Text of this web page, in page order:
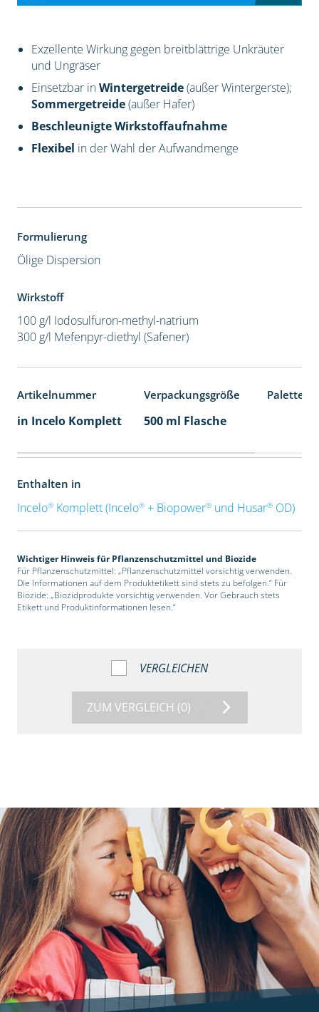
Exzellente Wirkung gegen breitblättrige Unkräuter
und Ungräser
Einsetzbar inWintergetreide(außer Wintergerste);
Sommergetreide(außer Hafer)
Beschleunigte Wirkstoffaufnahme
Flexibel in der Wahl der Aufwandmenge
Formulierung
Ölige Dispersion
Wirkstoff
100 g/l Iodosulfuron-methyl-natrium
300 g/l Mefenpyr-diethyl (Safener)
Artikelnummer Verpackungsgröße
in Incelo Komplett 500 ml Flasche
Enthalten in
Incelo®Komplett (Incelo®+ Biopower®und Husar®OD)
Wichtiger Hinweis für Pflanzenschutzmittel und Biozide
Für Pflanzenschutzmittel: „Pflanzenschutzmittel vorsichtig verwenden.
Die Informationen auf dem Produktetikett sind stets zu befolgen.“ Für
Biozide: „Biozidprodukte vorsichtig verwenden. Vor Gebrauch stets
Etikett und Produktinformationen lesen.“
VERGLEICHEN
ZUM VERGLEICH (0)